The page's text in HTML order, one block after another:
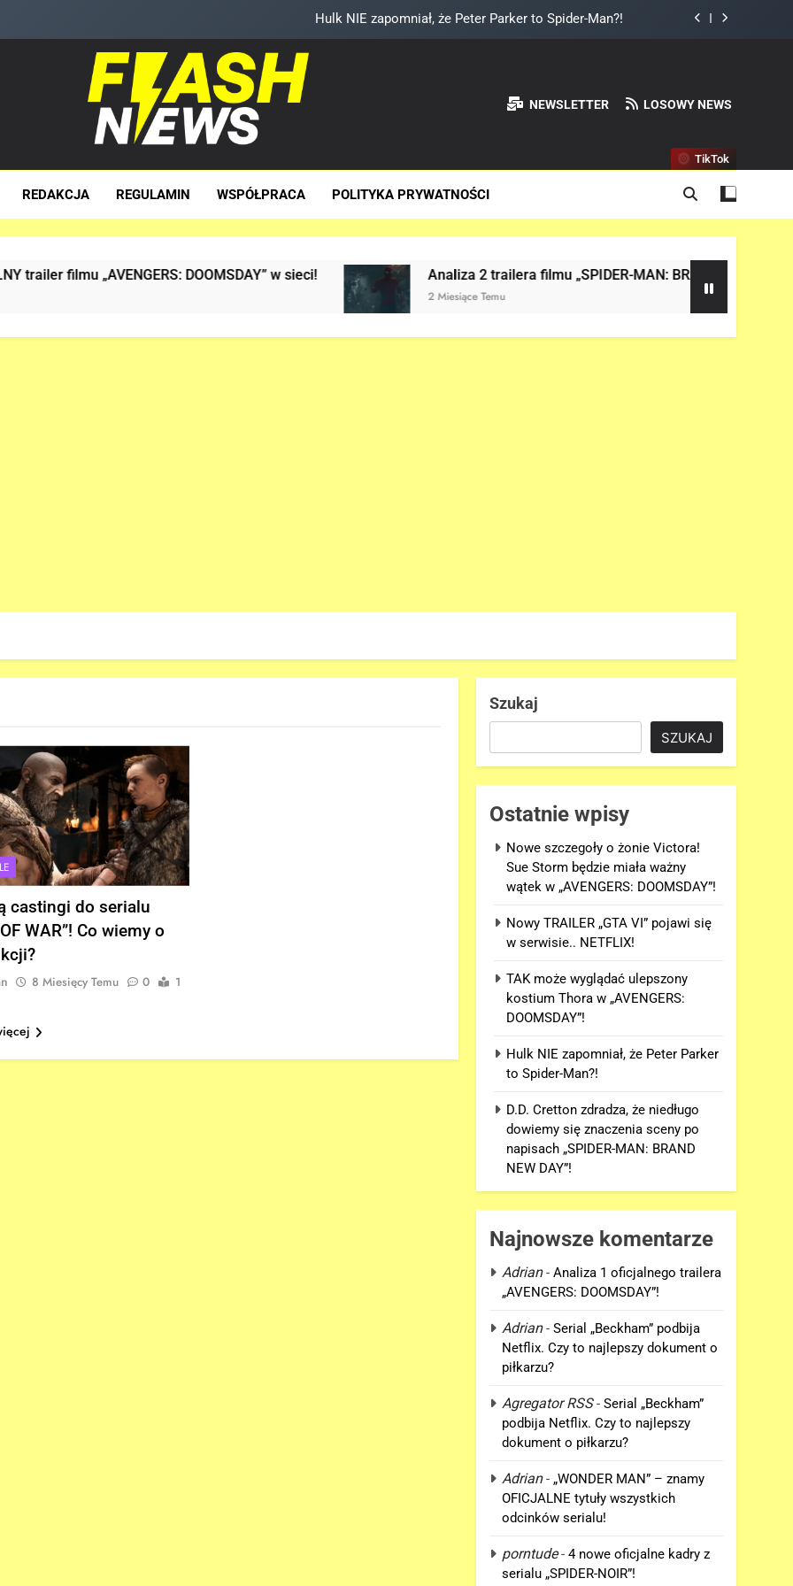
Hulk NIE zapomniał, że Peter Parker to Spider-Man?!
Nowe szczegoły o żonie Victora! Sue Storm będzie miała ważny wątek w „AVENGERS: DOOMSDAY”!
Nowy TRAILER „GTA VI” pojawi się w serwisie.. NETFLIX!
TAK może wyglądać ulepszony kostium Thora w „AVENGERS: DOOMSDAY”!
Hulk NIE zapomniał, że Peter Parker to Spider-Man?!
News
Dawka Newsów W Sieci
NEWSLETTER LOSOWY NEWS
REDAKCJA REGULAMIN WSPÓŁPRACA POLITYKA PRYWATNOŚCI
TikTok
„AVENGERS: DOOMSDAY” w sieci! Analiza 2 trailera filmu „SPIDER-MAN: BRAND NEW DAY”!
2 Miesiące Temu
castingi do serialu
OF WAR”! Co wiemy o
8 Miesięcy Temu 0
1
Szukaj
SZUKAJ
Ostatnie wpisy
Nowe szczegoły o żonie Victora!
Sue Storm będzie miała ważny
wątek w „AVENGERS: DOOMSDAY”!
Nowy TRAILER „GTA VI” pojawi się
w serwisie.. NETFLIX!
TAK może wyglądać ulepszony
kostium Thora w „AVENGERS:
DOOMSDAY”!
Hulk NIE zapomniał, że Peter Parker
to Spider-Man?!
D.D. Cretton zdradza, że niedługo
dowiemy się znaczenia sceny po
napisach „SPIDER-MAN: BRAND
NEW DAY”!
Najnowsze komentarze
Adrian-Analiza 1 oficjalnego trailera
„AVENGERS: DOOMSDAY”!
Adrian-Serial „Beckham” podbija
Netflix. Czy to najlepszy dokument o
piłkarzu?
Agregator RSS-Serial „Beckham”
podbija Netflix. Czy to najlepszy
dokument o piłkarzu?
Adrian- „WONDER MAN” – znamy
OFICJALNE tytuły wszystkich
odcinków serialu!
porntude-4 nowe oficjalne kadry z
serialu „SPIDER-NOIR”!
niedługo dowiemy się
znaczenia sceny po napisach
„SPIDER-MAN: BRAND NEW
DAY”!
FILMY
Kolejne informacje o roli
Lokiego w „AVENGERS:
DOOMSDAY”!